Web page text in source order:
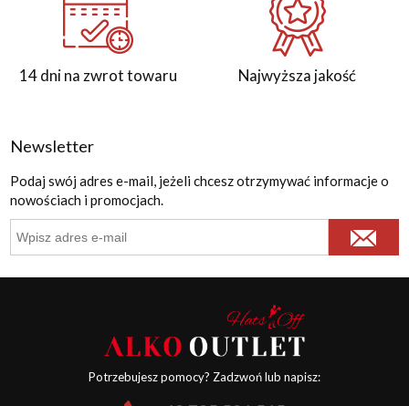
14 dni na zwrot towaru Najwyższa jakość
Newsletter
Podaj swój adres e-mail, jeżeli chcesz otrzymywać informacje o
nowościach i promocjach.
Potrzebujesz pomocy? Zadzwoń lub napisz: